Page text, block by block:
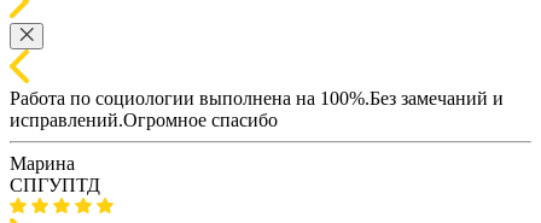
Работа по социологии выполнена на 100%.Без замечаний и
исправлений.Огромное спасибо
Марина
СПГУПТД